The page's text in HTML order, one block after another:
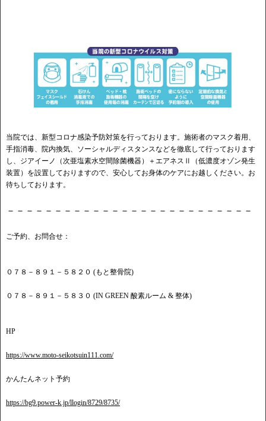
当院では、新型コロナ感染予防対策を行っております。施術者のマスク着用、
手指消毒、院内換気、ソーシャルディスタンスなどを徹底して行っております
し、ジアイーノ（次亜塩素水空間除菌機器）＋エアネスⅡ（低濃度オゾン発生
装置）を設置しておりますので、安心してお身体のケアにお越しください。お
待ちしております。
－－－－－－－－－－－－－－－－－－－－－－－－－－
ご予約、お問合せ：
０７８－８９１－５８２０ (もと整骨院)
０７８－８９１－５８３０ (IN GREEN 酸素ルーム & 整体)
HP
https://www.moto-seikotsuin111.com/
かんたんネット予約
https://bg9.power-k.jp/llogin/8729/8735/